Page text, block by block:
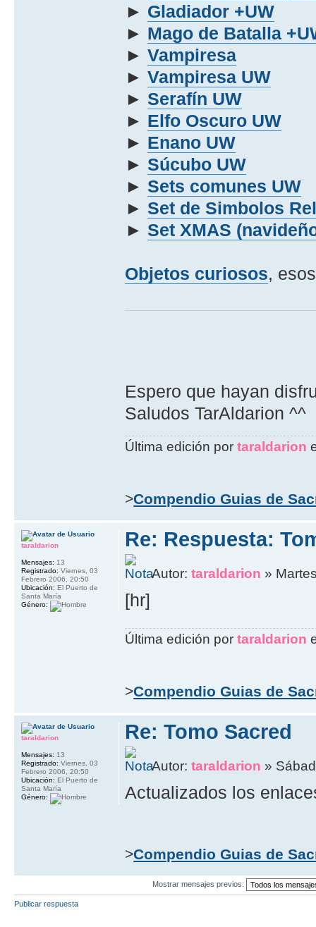
► Gladiador +UW
► Mago de Batalla
►Vampiresa
►Vampiresa UW
► Serafí­n UW
► Elfo Oscuro UW
► Enano UW
► Súcubo UW
► Sets comunes UW
► Set de Simbolos
► Set XMAS
Objetos curiosos,
Espero que hayan
Saludos TarAldarion ^^
Última edición portaraldarion
>Compendio Guias de
Re: Respuesta:
Autor:taraldarion »
[hr]
Última edición portaraldarion
>Compendio Guias de
taraldarion
Mensajes: 13
Registrado: Viernes, 03
Febrero 2006, 20:50
Ubicación: El Puerto de
Santa María
Género:
Re: Tomo Sacred
Autor:taraldarion »
Actualizados los
>Compendio Guias de
taraldarion
Mensajes: 13
Registrado: Viernes, 03
Febrero 2006, 20:50
Ubicación: El Puerto de
Santa María
Género:
Mostrar mensajes previos:
Publicar respuesta